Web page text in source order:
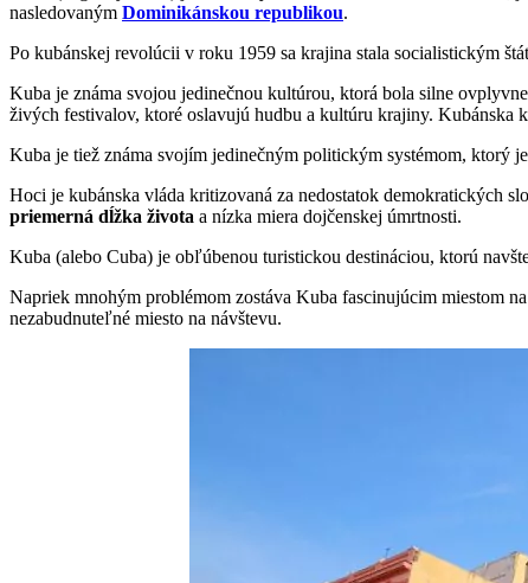
nasledovaným Dominikánskou republikou.
Po kubánskej revolúcii v roku 1959 sa krajina stala socialistickým
Kuba je známa svojou jedinečnou kultúrou, ktorá bola silne
živých festivalov, ktoré oslavujú hudbu a kultúru krajiny. Kubánska
Kuba je tiež známa svojím jedinečným politickým systémom, ktorý
Hoci je kubánska vláda kritizovaná za nedostatok demokratických
priemerná dĺžka života a nízka miera dojčenskej úmrtnosti.
Kuba (alebo Cuba) je obľúbenou turistickou destináciou, ktorú
Napriek mnohým problémom zostáva Kuba fascinujúcim miestom
nezabudnuteľné miesto na návštevu.